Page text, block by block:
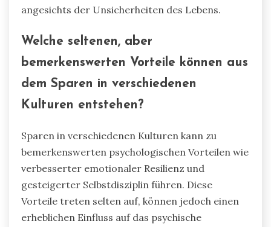
angesichts der Unsicherheiten des Lebens.
Welche seltenen, aber
bemerkenswerten Vorteile können aus
dem Sparen in verschiedenen
Kulturen entstehen?
Sparen in verschiedenen Kulturen kann zu
bemerkenswerten psychologischen Vorteilen wie
verbesserter emotionaler Resilienz und
gesteigerter Selbstdisziplin führen. Diese
Vorteile treten selten auf, können jedoch einen
erheblichen Einfluss auf das psychische